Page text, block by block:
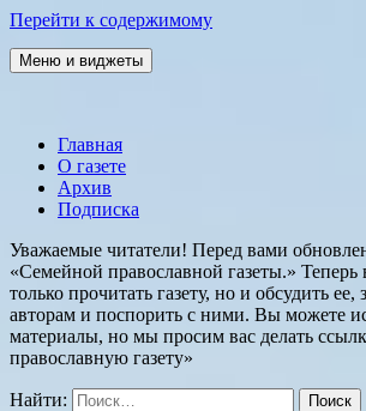
Перейти к содержимому
Семейная православная газета
Меню и виджеты
Главная
О газете
Архив
Подписка
Уважаемые читатели! Перед вами
«Семейной православной газеты.»
только прочитать газету, но и обсудить ее,
авторам и поспорить с ними. Вы можете
материалы, но мы просим вас делать
православную газету»
Найти: